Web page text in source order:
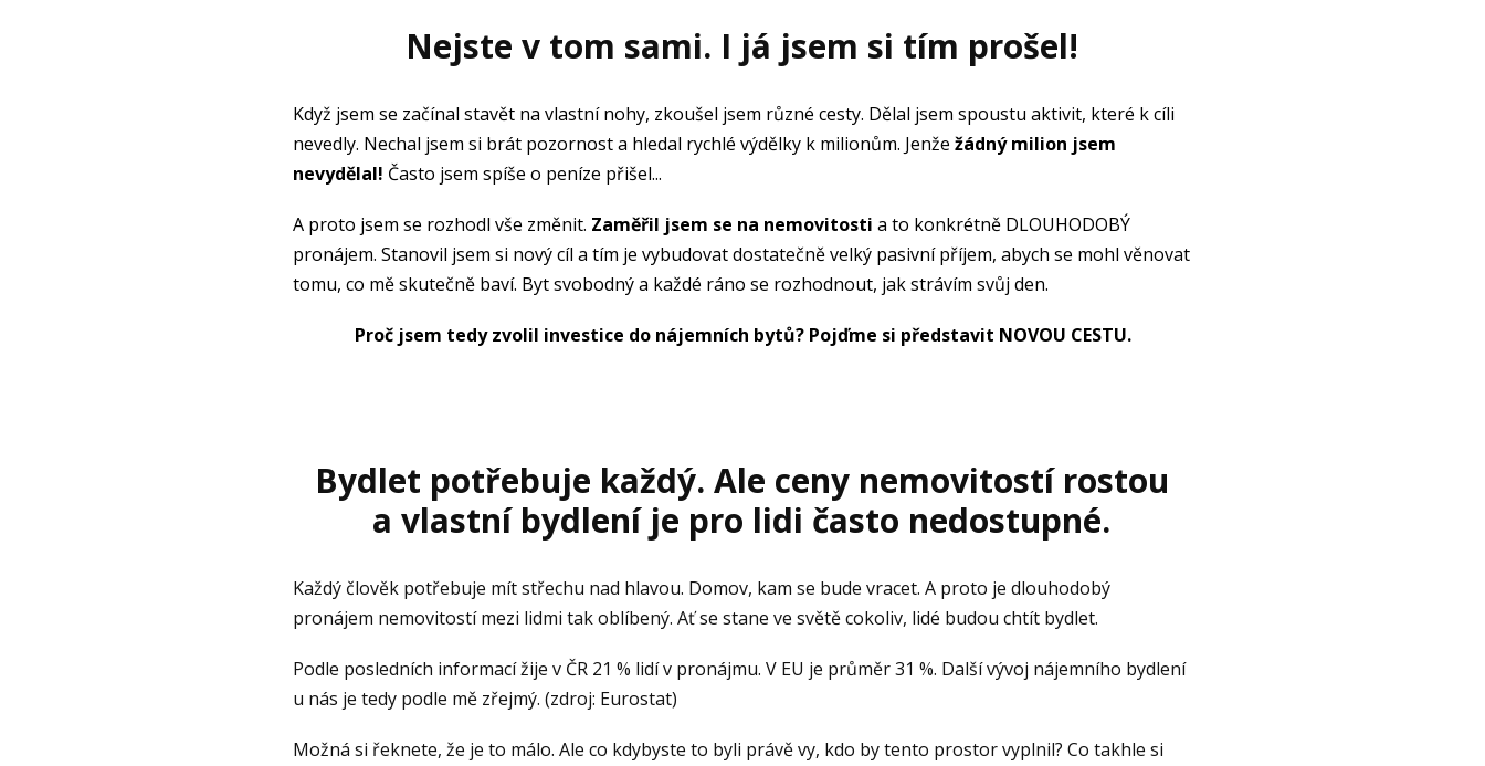
Nejste v tom sami. I já jsem si tím prošel!
Když jsem se začínal stavět na vlastní nohy, zkoušel jsem různé cesty. Dělal jsem spoustu aktivit, které k cíli
nevedly. Nechal jsem si brát pozornost a hledal rychlé výdělky k milionům. Jenže žádný milion jsem
nevydělal! Často jsem spíše o peníze přišel...
A proto jsem se rozhodl vše změnit. Zaměřil jsem se na nemovitosti a to konkrétně DLOUHODOBÝ
pronájem. Stanovil jsem si nový cíl a tím je vybudovat dostatečně velký pasivní příjem, abych se mohl věnovat
tomu, co mě skutečně baví. Byt svobodný a každé ráno se rozhodnout, jak strávím svůj den.
Proč jsem tedy zvolil investice do nájemních bytů? Pojďme si představit NOVOU CESTU.
Bydlet potřebuje každý. Ale ceny nemovitostí rostou
a vlastní bydlení je pro lidi často nedostupné.
Každý člověk potřebuje mít střechu nad hlavou. Domov, kam se bude vracet. A proto je dlouhodobý
pronájem nemovitostí mezi lidmi tak oblíbený. Ať se stane ve světě cokoliv, lidé budou chtít bydlet.
Podle posledních informací žije v ČR 21 % lidí v pronájmu. V EU je průměr 31 %. Další vývoj nájemního bydlení
u nás je tedy podle mě zřejmý. (zdroj: Eurostat)
Možná si řeknete, že je to málo. Ale co kdybyste to byli právě vy, kdo by tento prostor vyplnil? Co takhle si